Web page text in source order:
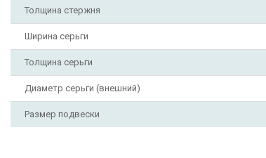
Толщина стержня
Ширина серьги
Толщина серьги
Диаметр серьги (внешний)
Размер подвески